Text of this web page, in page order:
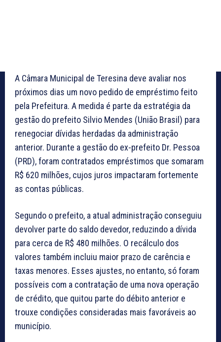
A Câmara Municipal de Teresina deve avaliar nos
próximos dias um novo pedido de empréstimo feito
pela Prefeitura. A medida é parte da estratégia da
gestão do prefeito Silvio Mendes (União Brasil) para
renegociar dívidas herdadas da administração
anterior. Durante a gestão do ex-prefeito Dr. Pessoa
(PRD), foram contratados empréstimos que somaram
R$ 620 milhões, cujos juros impactaram fortemente
as contas públicas.
Segundo o prefeito, a atual administração conseguiu
devolver parte do saldo devedor, reduzindo a dívida
para cerca de R$ 480 milhões. O recálculo dos
valores também incluiu maior prazo de carência e
taxas menores. Esses ajustes, no entanto, só foram
possíveis com a contratação de uma nova operação
de crédito, que quitou parte do débito anterior e
trouxe condições consideradas mais favoráveis ao
município.